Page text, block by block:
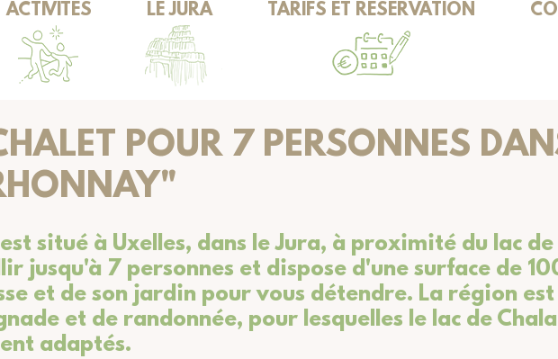
ACTIVITÉS LE JURA TARIFS ET RÉSERVATION
POUR 7 PERSONNES
situé à Uxelles, dans le Jura, à proximité du lac
jusqu'à 7 personnes et dispose d'une surface de
et de son jardin pour vous détendre. La région
et de randonnée, pour lesquelles le lac de
adaptés.